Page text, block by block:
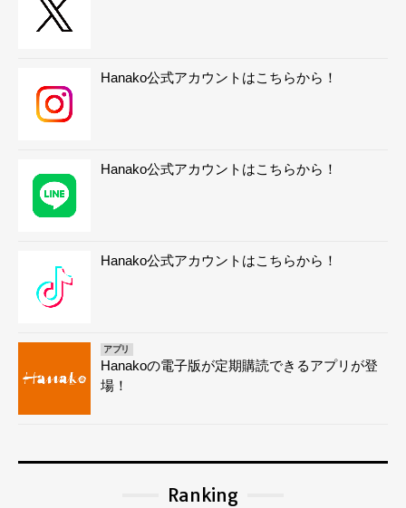
Hanako公式アカウントはこちらから！
Hanako公式アカウントはこちらから！
Hanako公式アカウントはこちらから！
アプリ
Hanakoの電子版が定期購読できるアプリが登
場！
Ranking